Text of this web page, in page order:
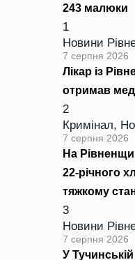
243 малюки
1
Новини
7 серпня 2026
Лікар із
отримав
2
Кримінал,
7 серпня 2026
На
22-річного
тяжкому
3
Новини
7 серпня 2026
У